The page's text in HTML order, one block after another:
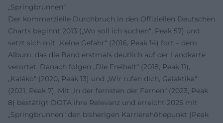
„Springbrunnen“
Der kommerzielle Durchbruch in den Offiziellen Deutschen
Charts beginnt 2013 („Wo soll ich suchen“, Peak 57) und
setzt sich mit „Keine Gefahr“ (2016, Peak 14) fort – dem
Album, das die Band erstmals deutlich auf der Landkarte
verortet. Danach folgen „Die Freiheit“ (2018, Peak 11),
„Kaléko“ (2020, Peak 13) und „Wir rufen dich, Galaktika“
(2021, Peak 7). Mit „In der fernsten der Fernen“ (2023, Peak
8) bestätigt DOTA ihre Relevanz und erreicht 2025 mit
„Springbrunnen“ den bisherigen Karrierehöhepunkt (Peak